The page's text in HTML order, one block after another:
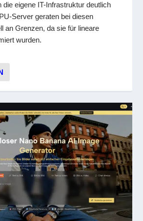
die eigene IT-Infrastruktur deutlich
Server geraten bei diesen
an Grenzen, da sie für lineare
wurden.